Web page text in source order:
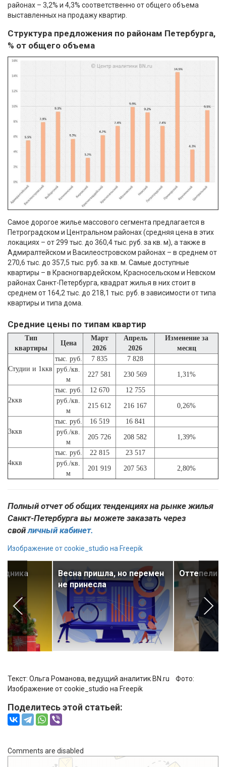
районах – 3,2% и 4,3% соответственно от общего объема
выставленных на продажу квартир.
Структура предложения по районам Петербурга,
% от общего объема
Самое дорогое жилье массового сегмента предлагается в
Петроградском и Центральном районах (средняя цена в этих
локациях – от 299 тыс. до 360,4 тыс. руб. за кв. м), а также в
Адмиралтейском и Василеостровском районах – в среднем от
270,6 тыс. до 357,5 тыс. руб. за кв. м. Самые доступные
квартиры – в Красногвардейском, Красносельском и Невском
районах Санкт-Петербурга, квадрат жилья в них стоит в
среднем от 164,2 тыс. до 218,1 тыс. руб. в зависимости от типа
квартиры и типа дома.
Средние цены по типам квартир
Тип
квартиры
Цена
Март
2026
Апрель
2026
Изменение за
месяц
Студии и 1ккв
тыс. руб. 7 835
7 828
руб./кв.
м
227 581 230 569 1,31%
2ккв
тыс. руб. 12 670
12 755
руб./кв.
м
215 612 216 167 0,26%
3ккв
тыс. руб. 16 519
16 841
руб./кв.
м
205 726 208 582 1,39%
4ккв
тыс. руб. 22 815
23 517
руб./кв.
м
201 919 207 563 2,80%
Полный отчет об общих тенденциях на рынке жилья
Санкт-Петербурга вы можете заказать через
свойличный кабинет.
Изображение от cookie_studio на Freepik
Весна пришла, но перемен
не принесла
Оттепели
Текст: Ольга Романова, ведущий аналитик BN.ru Фото:
Изображение от cookie_studio на Freepik
Поделитесь этой статьей:
Comments are disabled